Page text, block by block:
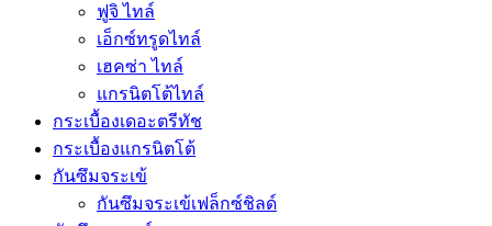
ฟูจิ ไทล์
เอ็กซ์ทรูดไทล์
เฮคซ่า ไทล์
แกรนิตโต้ไทล์
กระเบื้องเดอะตรีทัช
กระเบื้องแกรนิตโต้
กันซึมจระเข้
กันซึมจระเข้เฟล็กซ์ชิลด์